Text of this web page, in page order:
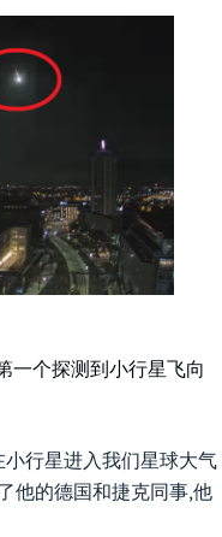
个探测到小行星飞向
行星进入我们星球大气
他的德国和捷克同事,他